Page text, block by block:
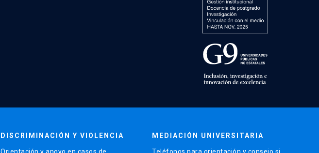
DISCRIMINACIÓN Y VIOLENCIA
Orientación y apoyo en casos de
MEDIACIÓN UNIVERSITARIA
Teléfonos para orientación y consejo si